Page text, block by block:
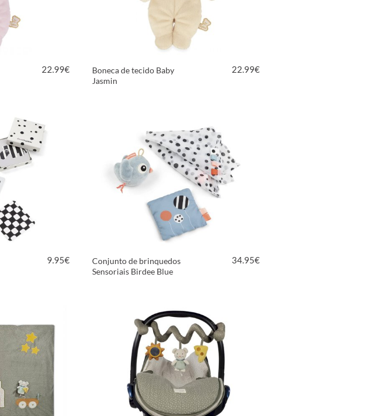
22.99€
Boneca de tecido Baby
Jasmin
22.99€
9.95€
Conjunto de brinquedos
Sensoriais Birdee Blue
34.95€